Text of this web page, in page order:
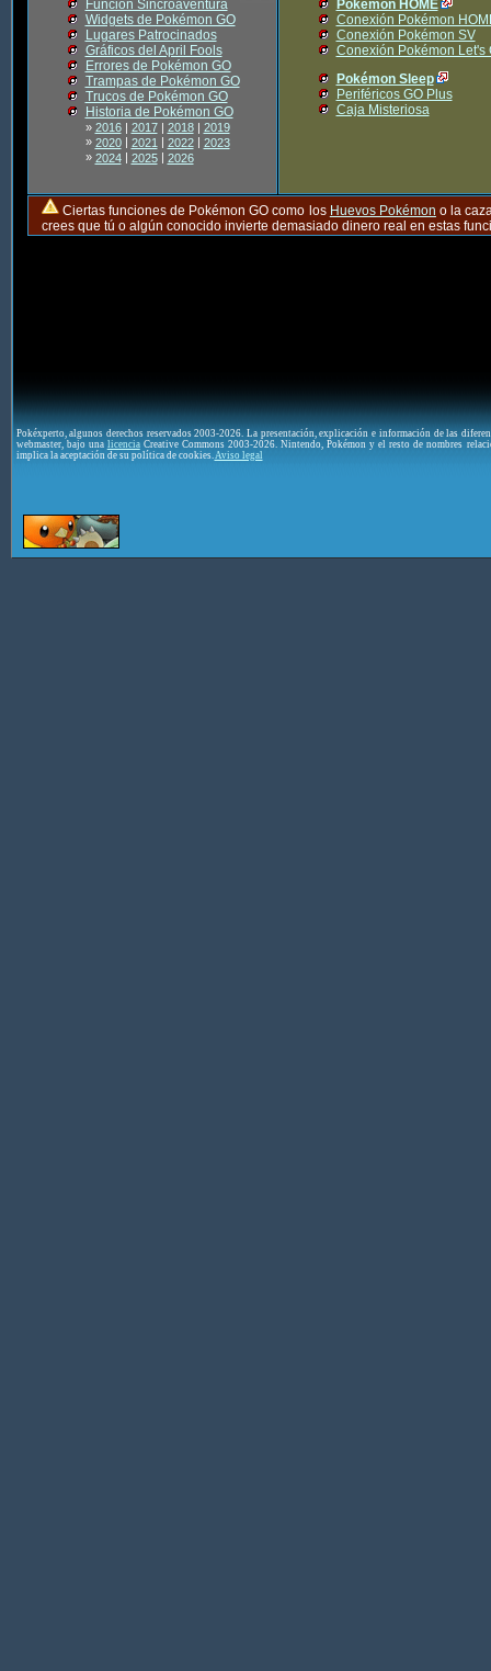
Función Sincroaventura
Widgets de Pokémon GO
Lugares Patrocinados
Gráficos del April Fools
Errores de Pokémon GO
Trampas de Pokémon GO
Trucos de Pokémon GO
Historia de Pokémon GO
» 2016| 2017| 2018| 2019
» 2020| 2021| 2022| 2023
» 2024| 2025| 2026
Pokémon HOME
Conexión Pokémon
Conexión Pokémon SV
Conexión Pokémon Let's
Pokémon Sleep
Periféricos GO Plus
Caja Misteriosa
Ciertas funciones de Pokémon GO como los Huevos Pokémon o la
crees que tú o algún conocido invierte demasiado dinero real en estas
Pokéxperto, algunos derechos reservados 2003-2026. La presentación, explicación e información de las
webmaster, bajo una licenciaCreative Commons 2003-2026. Nintendo, Pokémon y el resto de nombres
implica la aceptación de su política de cookies. Aviso legal